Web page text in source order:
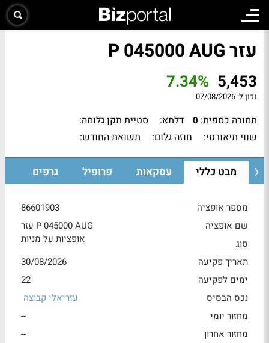
עזר P 045000 AUG
5,453
7.34%
נכון ל: 07/08/2026
תמורה כספית: 0 דלתא:
סטיית תקן גלומה:
שווי תיאורטי:
חוזה גלום: תשואת החודש:
מבט כללי עסקאות פרופיל גרפים
מספר אופציה
86601903
שם אופציה
עזר P 045000 AUG
סוג
אופציות על מניות
תאריך פקיעה
30/08/2026
ימים לפקיעה
22
נכס הבסיס
עזריאלי קבוצה
מחזור יומי
--
מחזור אחרון
--